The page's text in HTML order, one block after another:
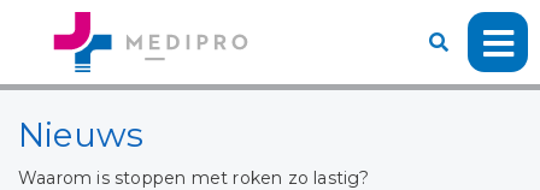
Nieuws
Waarom is stoppen met roken zo lastig?